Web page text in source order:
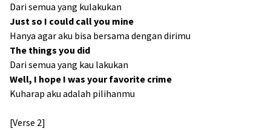
Dari semua yang kulakukan
Just so I could call you mine
Hanya agar aku bisa bersama dengan dirimu
The things you did
Dari semua yang kau lakukan
Well, I hope I was your favorite crime
Kuharap aku adalah pilihanmu
[Verse 2]